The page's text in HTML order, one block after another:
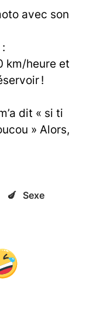
avec son
km/heure et
!
dit « si ti
» Alors,
🍆 Sexe